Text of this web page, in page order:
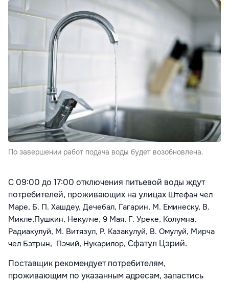
По завершении работ подача воды будет возобновлена.
С 09:00 до 17:00 отключения питьевой воды ждут
потребителей, проживающих на улицах Штефан чел
Маре, Б. П. Хашдеу, Дечебал, Гагарин, М. Еминеску, В.
Микле,Пушкин, Некулче, 9 Мая, Г. Уреке, Колумна,
Радиакулуй, М. Витязул, Р. Казакулуй, В. Омулуй, Мирча
чел Бэтрын, Пэчий, Нукарилор, Сфатул Цэрий.
Поставщик рекомендует потребителям,
проживающим по указанным адресам, запастись